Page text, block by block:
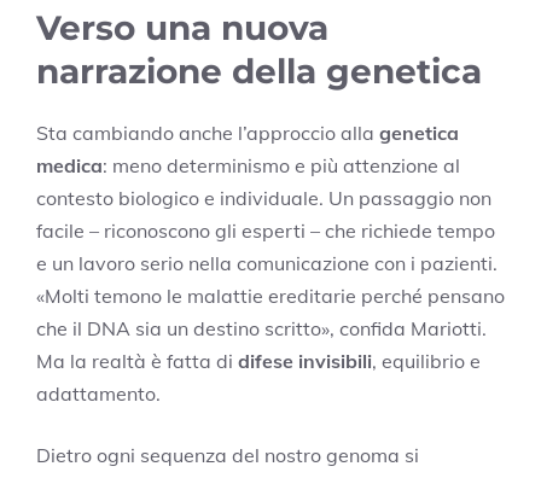
Verso una nuova
narrazione della genetica
Sta cambiando anche l’approccio alla genetica
medica: meno determinismo e più attenzione al
contesto biologico e individuale. Un passaggio non
facile – riconoscono gli esperti – che richiede tempo
e un lavoro serio nella comunicazione con i pazienti.
«Molti temono le malattie ereditarie perché pensano
che il DNA sia un destino scritto», confida Mariotti.
Ma la realtà è fatta di difese invisibili, equilibrio e
adattamento.
Dietro ogni sequenza del nostro genoma si